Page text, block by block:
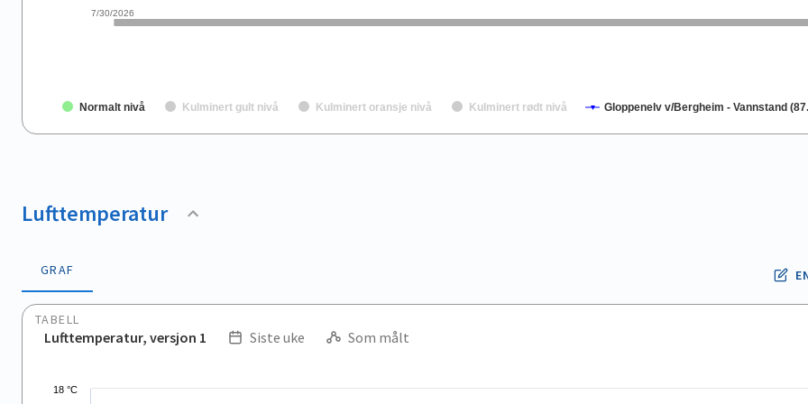
7/30/2026
Normalt nivå Kulminert gult nivå Kulminert oransje nivå Kulminert rødt nivå Gloppenelv v/Bergheim - Vannstand
End of interactive chart.
Lufttemperatur
GRAF
TABELL
Lufttemperatur, versjon 1 Siste uke
Som målt
18 °C